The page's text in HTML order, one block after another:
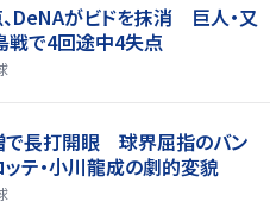
DeNAがビドを抹消 巨人・又
で4回途中4失点
で長打開眼 球界屈指のバン
テ・小川龍成の劇的変貌